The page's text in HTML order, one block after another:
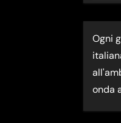
M
A
N
E
W
Ogni
onda